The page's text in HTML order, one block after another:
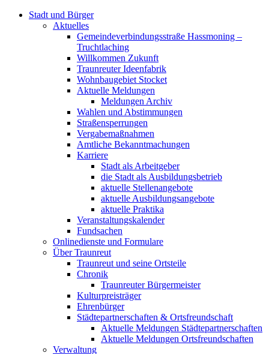
Stadt und Bürger
Aktuelles
Gemeindeverbindungsstraße Hassmoning –
Truchtlaching
Willkommen Zukunft
Traunreuter Ideenfabrik
Wohnbaugebiet Stocket
Aktuelle Meldungen
Meldungen Archiv
Wahlen und Abstimmungen
Straßensperrungen
Vergabemaßnahmen
Amtliche Bekanntmachungen
Karriere
Stadt als Arbeitgeber
die Stadt als Ausbildungsbetrieb
aktuelle Stellenangebote
aktuelle Ausbildungsangebote
aktuelle Praktika
Veranstaltungskalender
Fundsachen
Onlinedienste und Formulare
Über Traunreut
Traunreut und seine Ortsteile
Chronik
Traunreuter Bürgermeister
Kulturpreisträger
Ehrenbürger
Städtepartnerschaften & Ortsfreundschaft
Aktuelle Meldungen Städtepartnerschaften
Aktuelle Meldungen Ortsfreundschaften
Verwaltung